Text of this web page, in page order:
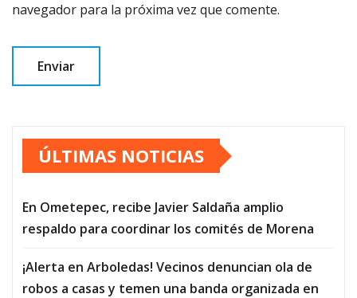
navegador para la próxima vez que comente.
ÚLTIMAS NOTICIAS
En Ometepec, recibe Javier Saldaña amplio
respaldo para coordinar los comités de Morena
¡Alerta en Arboledas! Vecinos denuncian ola de
robos a casas y temen una banda organizada en